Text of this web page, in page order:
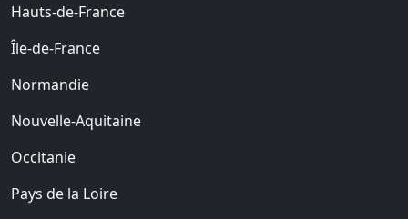
Hauts-de-France
Île-de-France
Normandie
Nouvelle-Aquitaine
Occitanie
Pays de la Loire